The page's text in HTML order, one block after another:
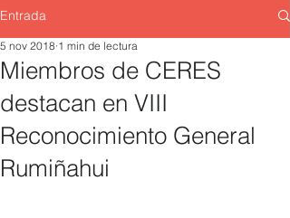
Entrada
Miembros de CERES
destacan en VIII
Reconocimiento General
Rumiñahui
5 nov 2018 1 min de lectura